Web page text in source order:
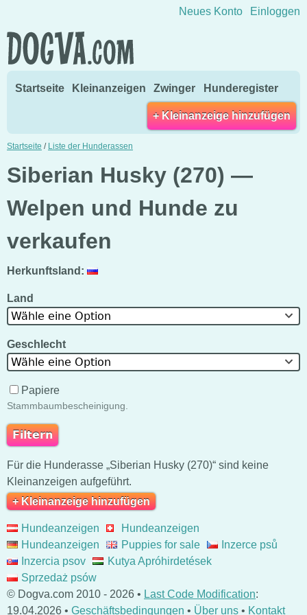
Direkt zum Inhalt wechseln
Neues Konto Einloggen
Startseite Kleinanzeigen Zwinger Hunderegister
+ Kleinanzeige hinzufügen
Startseite / Liste der Hunderassen
Siberian Husky (270) —
Welpen und Hunde zu
verkaufen
Herkunftsland:
Land
Wähle eine Option
Geschlecht
Wähle eine Option
Papiere
Stammbaumbescheinigung.
Für die Hunderasse „Siberian Husky (270)“ sind keine
Kleinanzeigen aufgeführt.
+ Kleinanzeige hinzufügen
Hundeanzeigen
Hundeanzeigen
Hundeanzeigen
Puppies for sale
Inzerce psů
Inzercia psov
Kutya Apróhirdetések
Sprzedaż psów
© Dogva.com 2010 - 2026 • Last Code Modification:
19.04.2026 • Geschäftsbedingungen • Über uns • Kontakt